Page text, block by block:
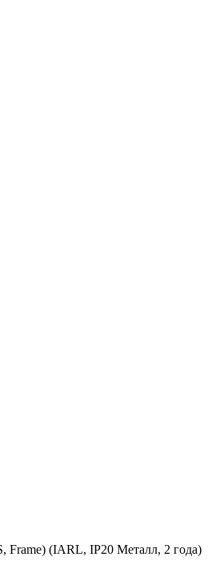
(IARL, IP20 Металл, 2 года)